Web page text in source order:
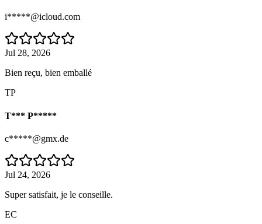
i*****@icloud.com
Jul 28, 2026
Bien reçu, bien emballé
TP
T*** P*****
c*****@gmx.de
Jul 24, 2026
Super satisfait, je le conseille.
EC